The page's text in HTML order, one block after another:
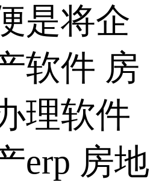
是将企
软件 房
理软件
erp 房地